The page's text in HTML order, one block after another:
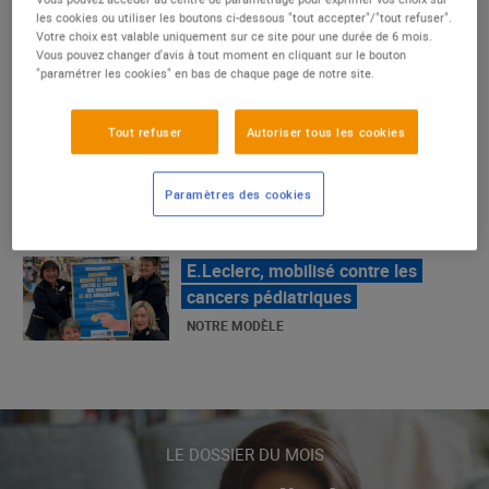
La Grande Rencontre 2024, encore
un succès
NOTRE MODÈLE
E.Leclerc, mobilisé contre les
cancers pédiatriques
LE MOUVEMENT E.LECLERC ET
« Repérage » - La nouvelle revue de
LE DOSSIER DU MOIS
les cookies ou utiliser les boutons ci-dessous "tout accepter"/"tout refuser".
Votre choix est valable uniquement sur ce site pour une durée de 6 mois.
Vous pouvez changer d'avis à tout moment en cliquant sur le bouton
"paramétrer les cookies" en bas de chaque page de notre site.
Tout refuser Autoriser tous les cookies
Paramètres des cookies